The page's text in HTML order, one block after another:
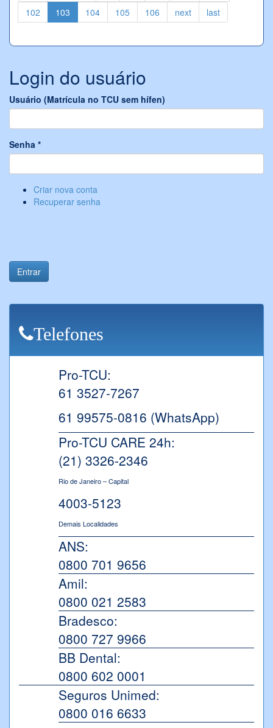
102
103 104 105 106 next last
Login do usuário
Usuário (Matrícula no TCU sem hífen)
Senha *
Criar nova conta
Recuperar senha
Entrar
Telefones
Pro-TCU:
61 3527-7267
61 99575-0816 (WhatsApp)
Pro-TCU CARE 24h:
(21) 3326-2346
Rio de Janeiro – Capital
4003-5123
Demais Localidades
ANS:
0800 701 9656
Amil:
0800 021 2583
Bradesco:
0800 727 9966
BB Dental:
0800 602 0001
Seguros Unimed:
0800 016 6633